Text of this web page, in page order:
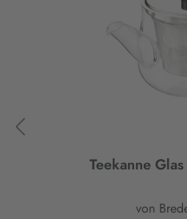
Teekanne
von